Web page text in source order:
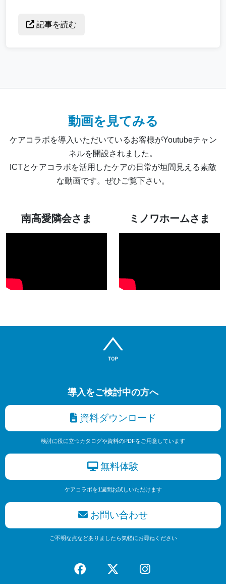
記事を読む
動画を見てみる
ケアコラボを導入いただいているお客様がYoutubeチャン
ネルを開設されました。
ICTとケアコラボを活用したケアの日常が垣間見える素敵
な動画です。ぜひご覧下さい。
南高愛隣会さま ミノワホームさま
導入をご検討中の方へ
資料ダウンロード
検討に役に立つカタログや資料のPDFをご用意しています
無料体験
ケアコラボを1週間お試しいただけます
お問い合わせ
ご不明な点などありましたら気軽にお尋ねください